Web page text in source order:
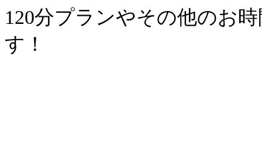
120分プランやその他のお
す！